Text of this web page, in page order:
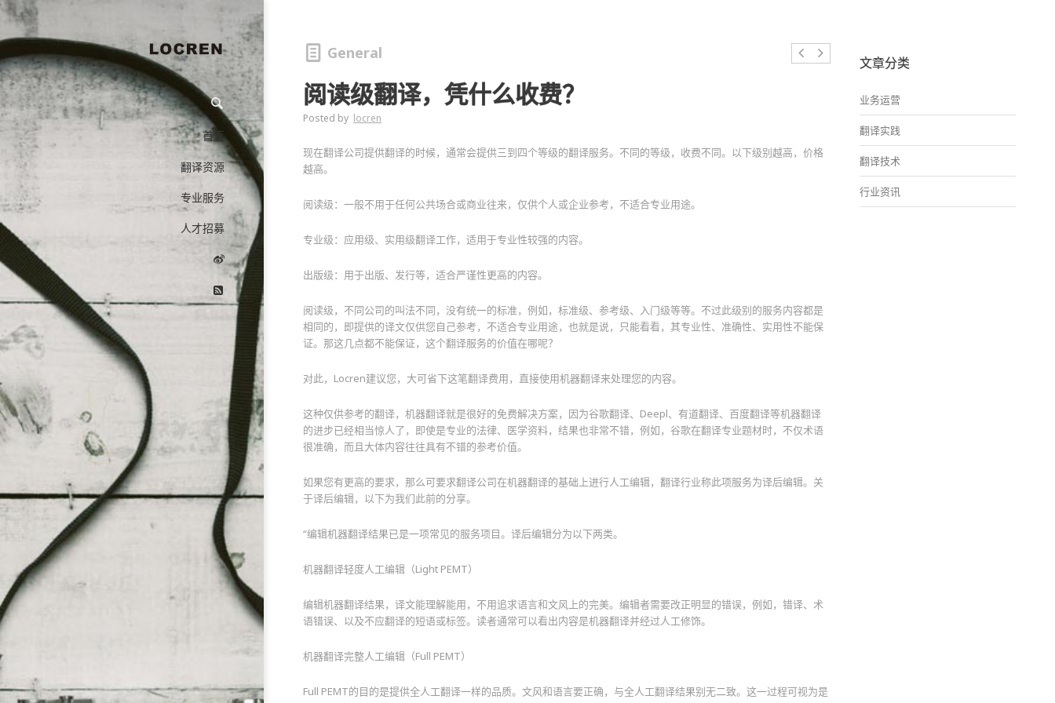
首页
翻译资源
专业服务
人才招募
General
阅读级翻译，凭什么收费？
Posted by locren
现在翻译公司提供翻译的时候，通常会提供三到四个等级的翻译服务。不同的等级，收费不同。以下级别越高，价格
越高。
阅读级：一般不用于任何公共场合或商业往来，仅供个人或企业参考，不适合专业用途。
专业级：应用级、实用级翻译工作，适用于专业性较强的内容。
出版级：用于出版、发行等，适合严谨性更高的内容。
阅读级，不同公司的叫法不同，没有统一的标准，例如，标准级、参考级、入门级等等。不过此级别的服务内容都是
相同的，即提供的译文仅供您自己参考，不适合专业用途，也就是说，只能看看，其专业性、准确性、实用性不能保
证。那这几点都不能保证，这个翻译服务的价值在哪呢？
对此，Locren建议您，大可省下这笔翻译费用，直接使用机器翻译来处理您的内容。
这种仅供参考的翻译，机器翻译就是很好的免费解决方案，因为谷歌翻译、Deepl、有道翻译、百度翻译等机器翻译
的进步已经相当惊人了，即使是专业的法律、医学资料，结果也非常不错，例如，谷歌在翻译专业题材时，不仅术语
很准确，而且大体内容往往具有不错的参考价值。
如果您有更高的要求，那么可要求翻译公司在机器翻译的基础上进行人工编辑，翻译行业称此项服务为译后编辑。关
于译后编辑，以下为我们此前的分享。
“编辑机器翻译结果已是一项常见的服务项目。译后编辑分为以下两类。
机器翻译轻度人工编辑（Light PEMT）
编辑机器翻译结果，译文能理解能用，不用追求语言和文风上的完美。编辑者需要改正明显的错误，例如，错译、术
语错误、以及不应翻译的短语或标签。读者通常可以看出内容是机器翻译并经过人工修饰。
机器翻译完整人工编辑（Full PEMT）
Full PEMT的目的是提供全人工翻译一样的品质。文风和语言要正确，与全人工翻译结果别无二致。这一过程可视为是
文章分类
业务运营
翻译实践
翻译技术
行业资讯